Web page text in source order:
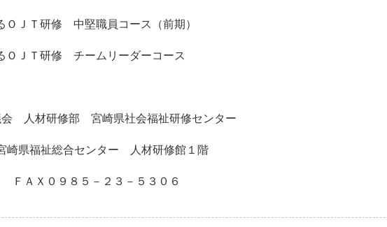
ＪＴ研修 中堅職員コース（前期）
ＪＴ研修 チームリーダーコース
材研修部 宮崎県社会福祉研修センター
県福祉総合センター 人材研修館１階
Ｘ０９８５－２３－５３０６